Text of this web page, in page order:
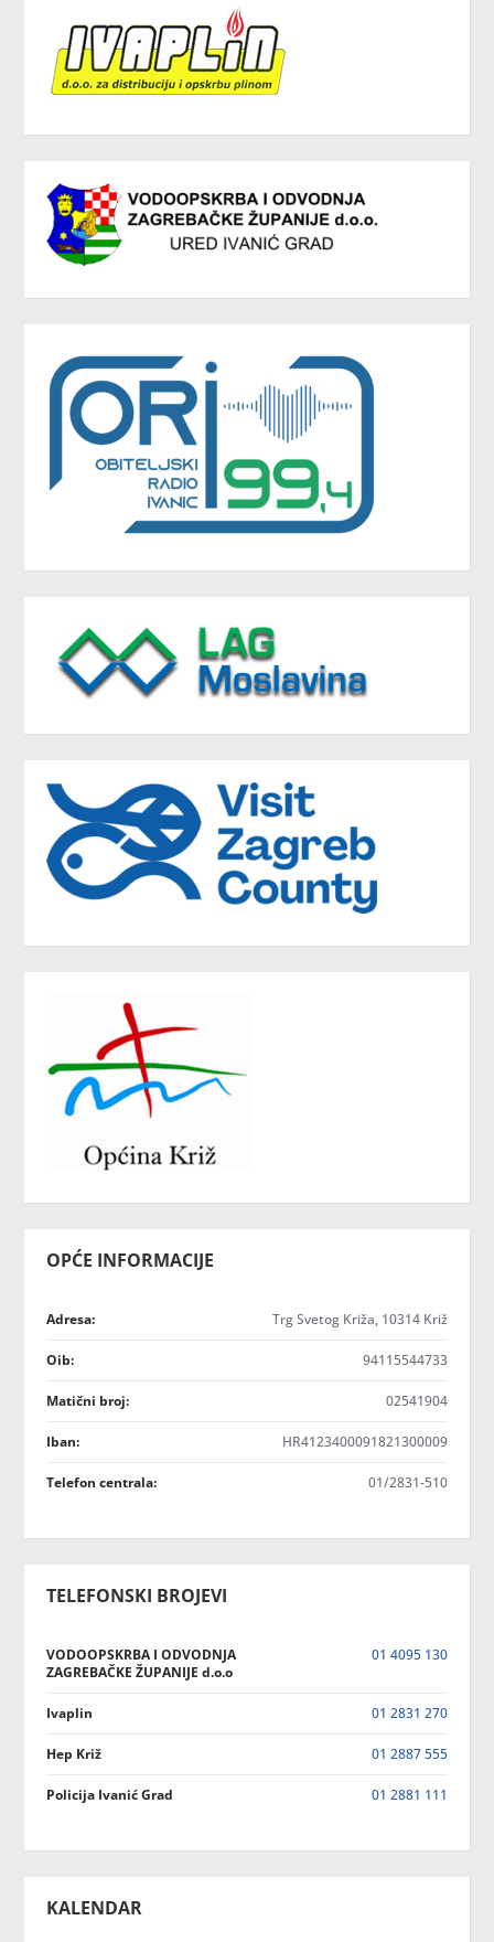
OPĆE INFORMACIJE
Adresa: Trg Svetog Križa, 10314 Križ
Oib: 94115544733
Matični broj: 02541904
Iban: HR4123400091821300009
Telefon centrala: 01/2831-510
TELEFONSKI BROJEVI
VODOOPSKRBA I ODVODNJA
ZAGREBAČKE ŽUPANIJE d.o.o
01 4095 130
Ivaplin 01 2831 270
Hep Križ 01 2887 555
Policija Ivanić Grad 01 2881 111
KALENDAR